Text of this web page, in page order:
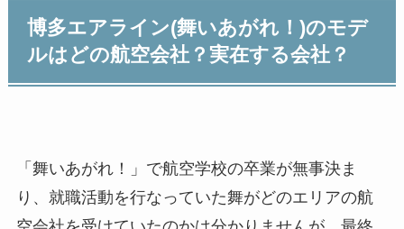
博多エアライン(舞いあがれ！)のモデ
ルはどの航空会社？実在する会社？
「舞いあがれ！」で航空学校の卒業が無事決ま
り、就職活動を行なっていた舞がどのエリアの航